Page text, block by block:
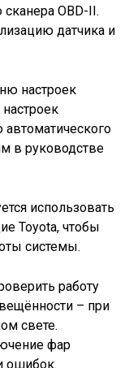
OBD-II.
датчика и
настроек
в руководстве
использовать
Toyota, чтобы
системы.
работу
– при
свете.
фар
ошибок.